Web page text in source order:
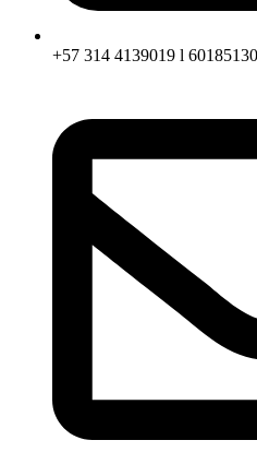
+57 314 4139019 l